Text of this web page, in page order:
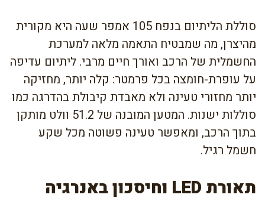
סוללת הליתיום בנפח 105 אמפר שעה היא מקורית
מהיצרן, מה שמבטיח התאמה מלאה למערכת
החשמלית של הרכב ואורך חיים מרבי. ליתיום עדיפה
על עופרת-חומצה בכל פרמטר: קלה יותר, מחזיקה
יותר מחזורי טעינה ולא מאבדת קיבולת בהדרגה כמו
סוללות ישנות. המטען המובנה של 51.2 וולט מותקן
בתוך הרכב, ומאפשר טעינה פשוטה מכל שקע
חשמל רגיל.
תאורת LED וחיסכון באנרגיה